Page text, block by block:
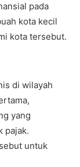
pada
kota kecil
kota tersebut.
di wilayah
yang
pajak.
untuk